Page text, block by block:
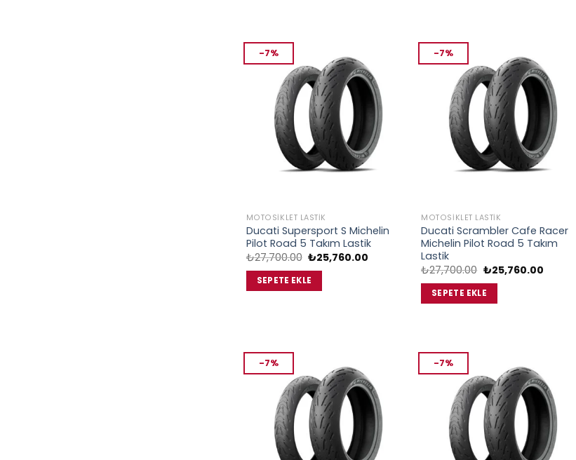
-7%
MOTOSIKLET LASTIK
Ducati Supersport S Michelin
Pilot Road 5 Takım Lastik
₺27,700.00 Orijinal
fiyat:
₺27,700.00.
₺25,760.00
₺25,760.00.
SEPETE EKLE
-7%
MOTOSIKLET LASTIK
Ducati Scrambler Cafe Racer
Michelin Pilot Road 5 Takım
Lastik
₺27,700.00 Orijinal
fiyat:
₺27,700.00.
₺25,760.00Şu
SEPETE EKLE
-7% -7%